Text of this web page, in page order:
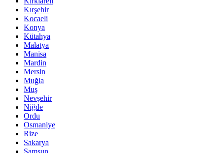
Kırşehir
Kocaeli
Konya
Kütahya
Malatya
Manisa
Mardin
Mersin
Muğla
Muş
Nevşehir
Niğde
Ordu
Osmaniye
Rize
Sakarya
Samsun